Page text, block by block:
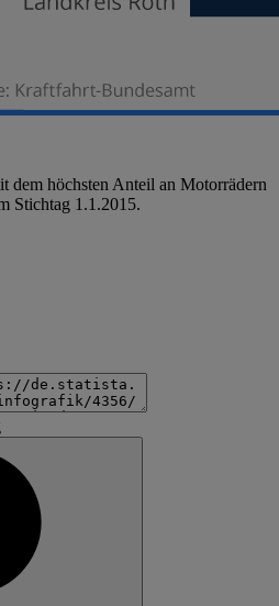
dem höchsten Anteil an Motorrädern
Stichtag 1.1.2015.